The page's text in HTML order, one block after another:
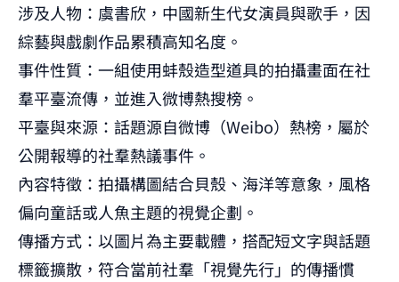
涉及人物：虞書欣，中國新生代女演員與歌手，因
綜藝與戲劇作品累積高知名度。
事件性質：一組使用蚌殼造型道具的拍攝畫面在社
羣平臺流傳，並進入微博熱搜榜。
平臺與來源：話題源自微博（Weibo）熱榜，屬於
公開報導的社羣熱議事件。
內容特徵：拍攝構圖結合貝殼、海洋等意象，風格
偏向童話或人魚主題的視覺企劃。
傳播方式：以圖片為主要載體，搭配短文字與話題
標籤擴散，符合當前社羣「視覺先行」的傳播慣